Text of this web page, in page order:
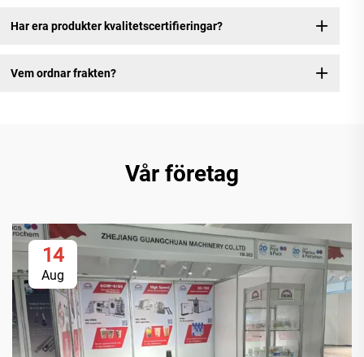
Har era produkter kvalitetscertifieringar?
Vem ordnar frakten?
Vår företag
14
Aug